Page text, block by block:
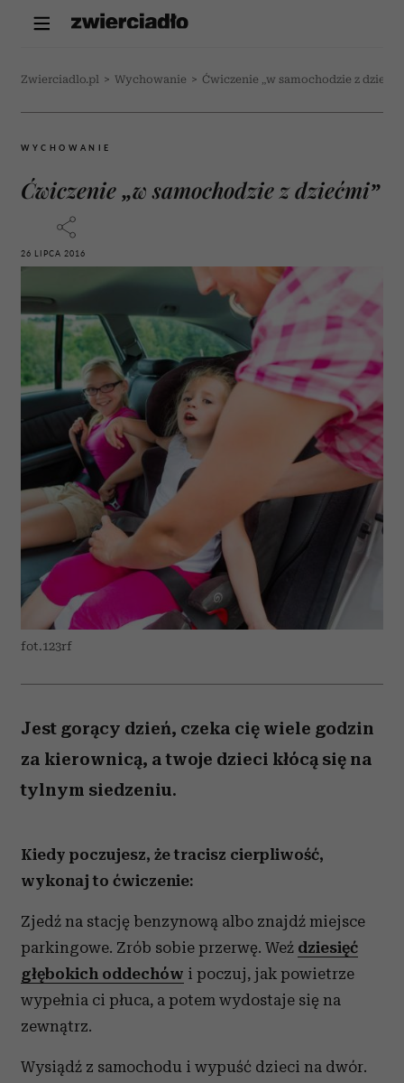
Zwierciadlo.pl > Wychowanie > Ćwiczenie „w samochodzie z
WYCHOWANIE
Ćwiczenie „w samochodzie z dziećmi”
26 LIPCA 2016
fot.123rf
Jest gorący dzień, czeka cię wiele godzin
za kierownicą, a twoje dzieci kłócą się na
tylnym siedzeniu.
Kiedy poczujesz, że tracisz cierpliwość,
wykonaj to ćwiczenie:
Zjedź na stację benzynową albo znajdź miejsce
parkingowe. Zrób sobie przerwę. Weź dziesięć
głębokich oddechów i poczuj, jak powietrze
wypełnia ci płuca, a potem wydostaje się na
zewnątrz.
Wysiądź z samochodu i wypuść dzieci na dwór.